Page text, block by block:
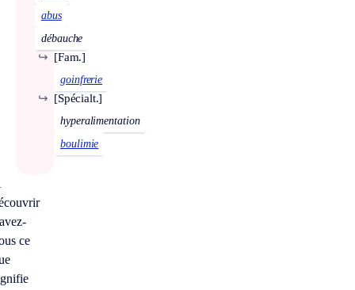
abus
débauche
[Fam.]
↪
goinfrerie
[Spécialt.]
↪
hyperalimentation
boulimie
ce